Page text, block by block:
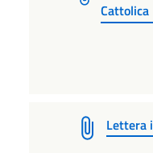
Cattolica
Lettera